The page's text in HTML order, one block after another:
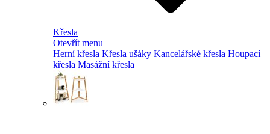
Křesla
Otevřít menu
Herní křesla Křesla ušáky Kancelářské křesla Houpací
křesla Masážní křesla